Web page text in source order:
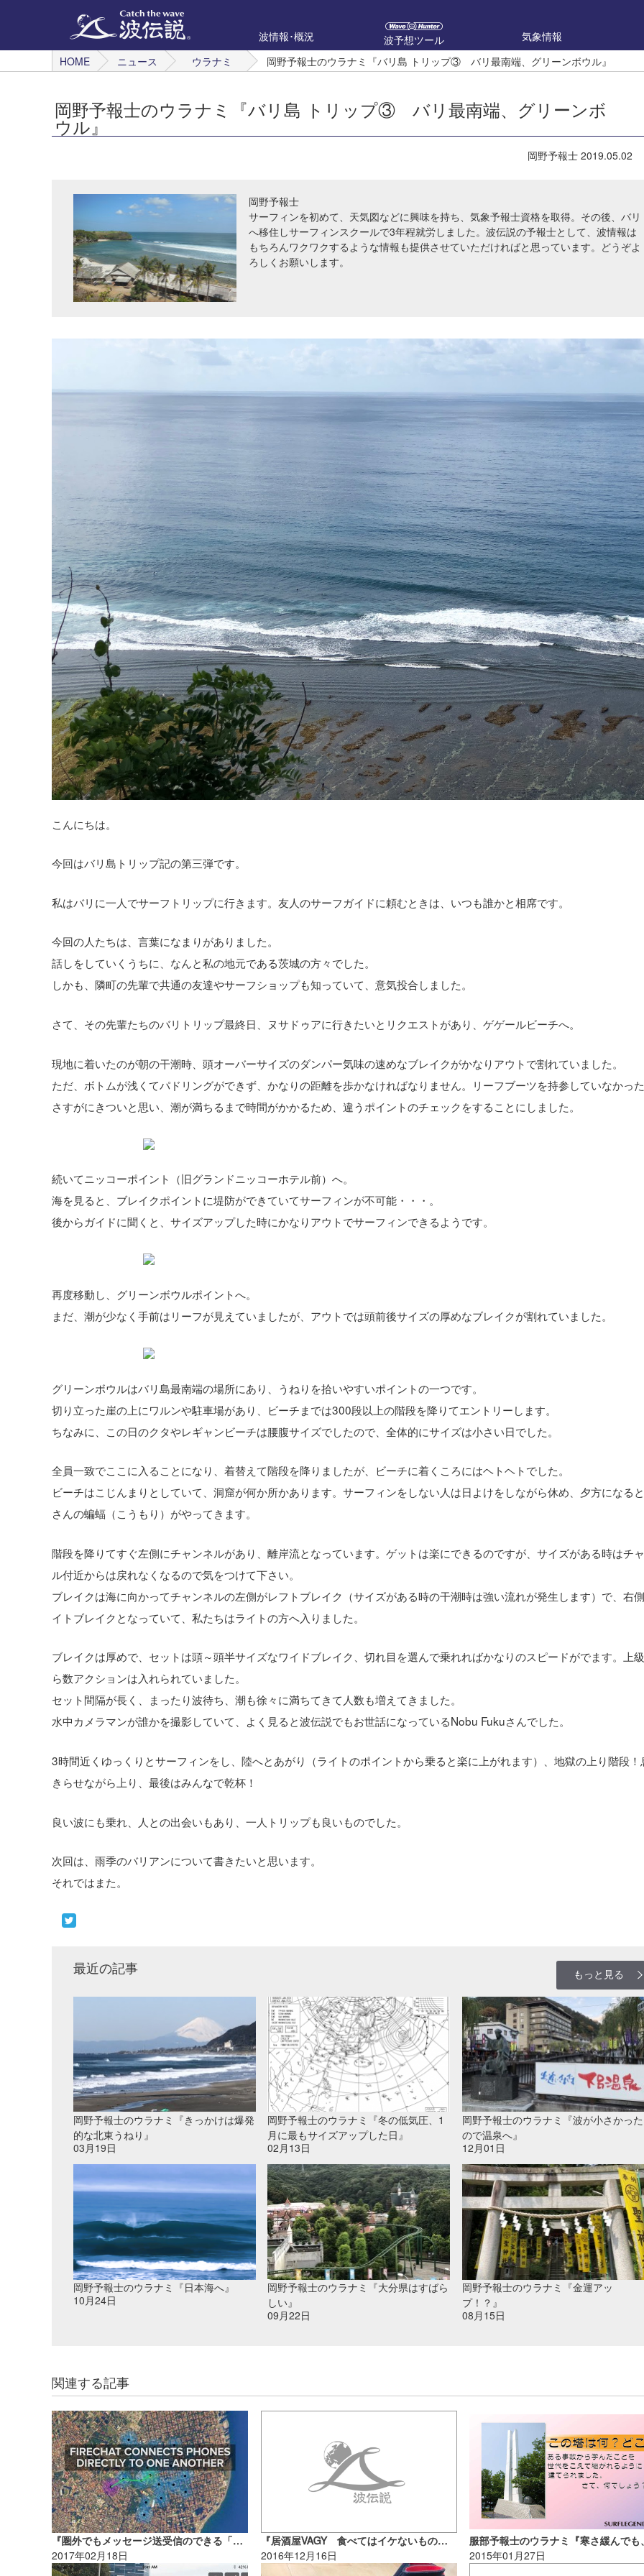
波情報･概況 波予想ツール
気象情報
HOME
ニュース ウラナミ 岡野予報士のウラナミ『バリ島 トリップ③ バリ最南端、グリーンボウル』
岡野予報士のウラナミ『バリ島 トリップ③ バリ最南端、グリーンボ
ウル』
岡野予報士 2019.05.02
岡野予報士
サーフィンを初めて、天気図などに興味を持ち、気象予報士資格を取得。その後、バリ
へ移住しサーフィンスクールで3年程就労しました。波伝説の予報士として、波情報は
もちろんワクワクするような情報も提供させていただければと思っています。どうぞよ
ろしくお願いします。
こんにちは。
今回はバリ島トリップ記の第三弾です。
私はバリに一人でサーフトリップに行きます。友人のサーフガイドに頼むときは、いつも誰かと相席です。
今回の人たちは、言葉になまりがありました。
話しをしていくうちに、なんと私の地元である茨城の方々でした。
しかも、隣町の先輩で共通の友達やサーフショップも知っていて、意気投合しました。
さて、その先輩たちのバリトリップ最終日、ヌサドゥアに行きたいとリクエストがあり、ゲゲールビーチへ。
現地に着いたのが朝の干潮時、頭オーバーサイズのダンパー気味の速めなブレイクがかなりアウトで割れていました。
ただ、ボトムが浅くてパドリングができず、かなりの距離を歩かなければなりません。リーフブーツを持参していなかっ
さすがにきついと思い、潮が満ちるまで時間がかかるため、違うポイントのチェックをすることにしました。
続いてニッコーポイント（旧グランドニッコーホテル前）へ。
海を見ると、ブレイクポイントに堤防ができていてサーフィンが不可能・・・。
後からガイドに聞くと、サイズアップした時にかなりアウトでサーフィンできるようです。
再度移動し、グリーンボウルポイントへ。
まだ、潮が少なく手前はリーフが見えていましたが、アウトでは頭前後サイズの厚めなブレイクが割れていました。
グリーンボウルはバリ島最南端の場所にあり、うねりを拾いやすいポイントの一つです。
切り立った崖の上にワルンや駐車場があり、ビーチまでは300段以上の階段を降りてエントリーします。
ちなみに、この日のクタやレギャンビーチは腰腹サイズでしたので、全体的にサイズは小さい日でした。
全員一致でここに入ることになり、着替えて階段を降りましたが、ビーチに着くころにはヘトヘトでした。
ビーチはこじんまりとしていて、洞窟が何か所かあります。サーフィンをしない人は日よけをしながら休め、夕方になる
さんの蝙蝠（こうもり）がやってきます。
階段を降りてすぐ左側にチャンネルがあり、離岸流となっています。ゲットは楽にできるのですが、サイズがある時はチ
ル付近からは戻れなくなるので気をつけて下さい。
ブレイクは海に向かってチャンネルの左側がレフトブレイク（サイズがある時の干潮時は強い流れが発生します）で、右
イトブレイクとなっていて、私たちはライトの方へ入りました。
ブレイクは厚めで、セットは頭～頭半サイズなワイドブレイク、切れ目を選んで乗れればかなりのスピードがでます。上
ら数アクションは入れられていました。
セット間隔が長く、まったり波待ち、潮も徐々に満ちてきて人数も増えてきました。
水中カメラマンが誰かを撮影していて、よく見ると波伝説でもお世話になっているNobu Fukuさんでした。
3時間近くゆっくりとサーフィンをし、陸へとあがり（ライトのポイントから乗ると楽に上がれます）、地獄の上り階段！
きらせながら上り、最後はみんなで乾杯！
良い波にも乗れ、人との出会いもあり、一人トリップも良いものでした。
次回は、雨季のバリアンについて書きたいと思います。
それではまた。
最近の記事 もっと見る
岡野予報士のウラナミ『きっかけは爆発
的な北東うねり』
03月19日
岡野予報士のウラナミ『冬の低気圧、1
月に最もサイズアップした日』
02月13日
岡野予報士のウラナミ『波が小さかった
ので温泉へ』
12月01日
岡野予報士のウラナミ『日本海へ』
10月24日
岡野予報士のウラナミ『大分県はすばら
しい』
09月22日
岡野予報士のウラナミ『金運アッ
プ！？』
08月15日
関連する記事
『圏外でもメッセージ送受信のできる「FireChat」』たっちーのウラナミ
2017年02月18日
『居酒屋VAGY 食べてはイケないものほど美味しい』
2016年12月16日
2015年01月27日